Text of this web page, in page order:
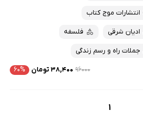
انتشارات موج کتاب
ادیان شرقی فلسفه
جملات راه و رسم زندگی
۹۶۰۰۰ ۳۸,۴۰۰ تومان ۶۰%
1